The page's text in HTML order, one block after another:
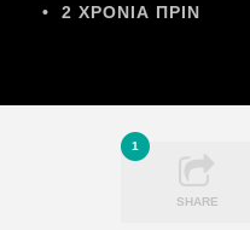
• 2 ΧΡΌΝΙΑ ΠΡΙΝ
1
SHARE